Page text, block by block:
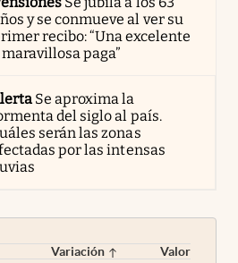
y se conmueve al ver su
recibo: “Una excelente
maravillosa paga”
Se aproxima la
del siglo al país.
serán las zonas
por las intensas
Variación
Valor